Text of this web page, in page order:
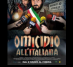
VAI ALLA SCHEDA